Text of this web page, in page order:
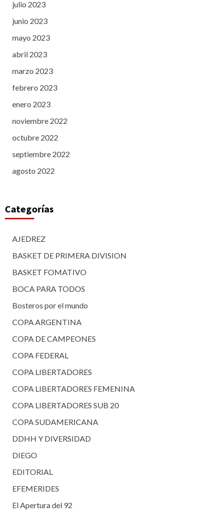
julio 2023
junio 2023
mayo 2023
abril 2023
marzo 2023
febrero 2023
enero 2023
noviembre 2022
octubre 2022
septiembre 2022
agosto 2022
Categorías
AJEDREZ
BASKET DE PRIMERA DIVISION
BASKET FOMATIVO
BOCA PARA TODOS
Bosteros por el mundo
COPA ARGENTINA
COPA DE CAMPEONES
COPA FEDERAL
COPA LIBERTADORES
COPA LIBERTADORES FEMENINA
COPA LIBERTADORES SUB 20
COPA SUDAMERICANA
DDHH Y DIVERSIDAD
DIEGO
EDITORIAL
EFEMERIDES
El Apertura del 92